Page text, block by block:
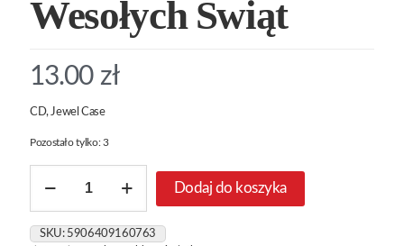
Wesołych Świąt
13.00 zł
CD, Jewel Case
Pozostało tylko: 3
Wesołych
Dodaj do koszyka
SKU: 5906409160763